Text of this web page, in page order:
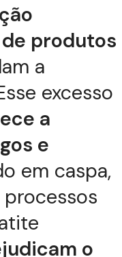
produtos
a
excesso
a
e
em caspa,
o